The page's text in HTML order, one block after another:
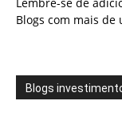
Blogs com mais de
Blogs